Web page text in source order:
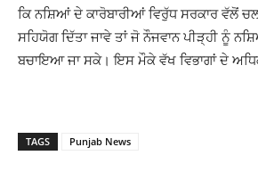
ਕਿ ਨਸ਼ਿਆਂ ਦੇ ਕਾਰੋਬਾਰੀਆਂ ਵਿਰੁੱਧ ਸਰਕਾਰ ਵੱਲੋਂ
ਸਹਿਯੋਗ ਦਿੱਤਾ ਜਾਵੇ ਤਾਂ ਜੋ ਨੌਜਵਾਨ ਪੀੜ੍ਹੀ ਨੂੰ
ਬਚਾਇਆ ਜਾ ਸਕੇ। ਇਸ ਮੌਕੇ ਵੱਖ ਵਿਭਾਗਾਂ ਦੇ
TAGS Punjab News